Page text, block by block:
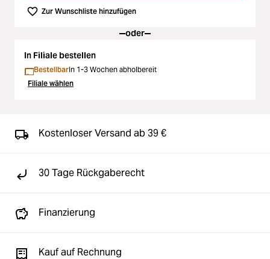
SALE
Zur Wunschliste hinzufügen
oder
In Filiale bestellen
BestellbarIn 1-3 Wochen abholbereit
Filiale wählen
Kostenloser Versand ab 39 €
30 Tage Rückgaberecht
Finanzierung
Kauf auf Rechnung